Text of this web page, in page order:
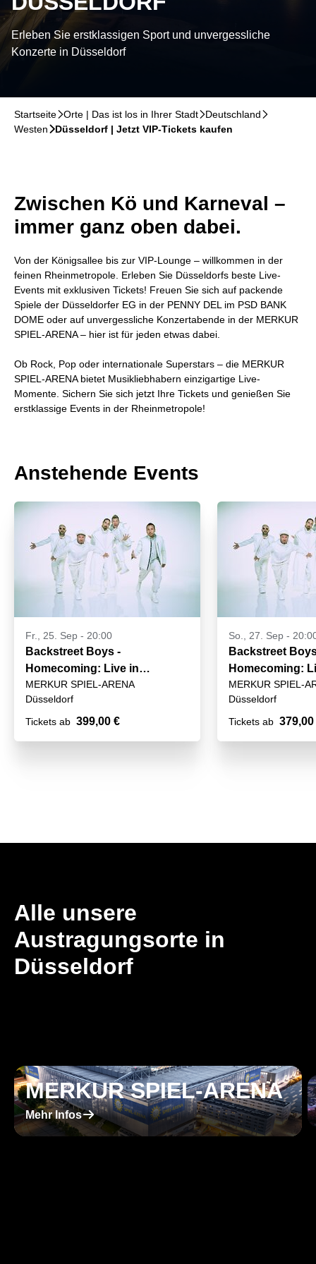
Erleben Sie erstklassigen Sport und unvergessliche
Konzerte in Düsseldorf
Startseite􀆊Orte | Das ist los in Ihrer Stadt􀆊Deutschland􀆊
Westen􀆊Düsseldorf | Jetzt VIP-Tickets kaufen
Zwischen Kö und Karneval –
immer ganz oben dabei.
Von der Königsallee bis zur VIP-Lounge – willkommen in der
feinen Rheinmetropole. Erleben Sie Düsseldorfs beste Live-
Events mit exklusiven Tickets! Freuen Sie sich auf packende
Spiele der Düsseldorfer EG in der PENNY DEL im PSD BANK
DOME oder auf unvergessliche Konzertabende in der MERKUR
SPIEL-ARENA – hier ist für jeden etwas dabei.
Ob Rock, Pop oder internationale Superstars – die MERKUR
SPIEL-ARENA bietet Musikliebhabern einzigartige Live-
Momente. Sichern Sie sich jetzt Ihre Tickets und genießen Sie
erstklassige Events in der Rheinmetropole!
Anstehende Events
Fr., 25. Sep - 20:00
Backstreet Boys -
Homecoming: Live in
Germany
MERKUR SPIEL-ARENA
Düsseldorf
Tickets ab 399,00 €
So., 27. Sep -
Backstreet
Homecoming:
Germany
MERKUR SPIEL-
Düsseldorf
Tickets ab 379,00
Alle unsere
Austragungsorte in
Düsseldorf
MERKUR SPIEL-ARENA
Mehr Infos􀄫